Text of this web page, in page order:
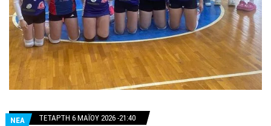
ΝΕΑ ΤΕΤΆΡΤΗ 6 ΜΑΪ́ΟΥ 2026 -21:40